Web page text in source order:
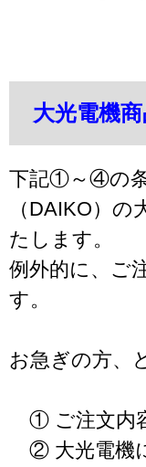
大光電機
下記①～④の条
（DAIKO）
たします。
例外的に、ご
す。
お急ぎの方、
① ご注文内
② 大光電機